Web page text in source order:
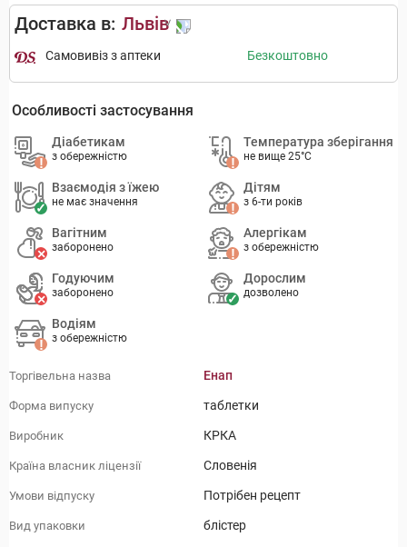
Доставка в: Львів
Самовивіз з аптеки Безкоштовно
Особливості застосування
Діабетикам
з обережністю
Температура зберігання
не вище 25°C
Взаємодія з їжею
не має значення
Дітям
з 6-ти років
Вагітним
заборонено
Алергікам
з обережністю
Годуючим
заборонено
Дорослим
дозволено
Водіям
з обережністю
Торгівельна назва Енап
Форма випуску таблетки
Виробник КРКА
Країна власник ліцензії Словенія
Умови відпуску Потрібен рецепт
Вид упаковки блістер